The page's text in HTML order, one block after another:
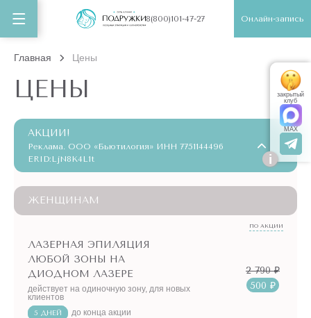
8(800)101-47-27 Онлайн-запись
Главная Цены
ЦЕНЫ
АКЦИИ!
Реклама. ООО «Бьютилогия» ИНН 7751144496
ERID:LjN8K4L1t
ЖЕНЩИНАМ
ПО АКЦИИ
ЛАЗЕРНАЯ ЭПИЛЯЦИЯ
ЛЮБОЙ ЗОНЫ НА
ДИОДНОМ ЛАЗЕРЕ
действует на одиночную зону, для новых
клиентов
5 ДНЕЙ до конца акции
2 790 ₽
500 ₽
i
закрытый
клуб
MAX